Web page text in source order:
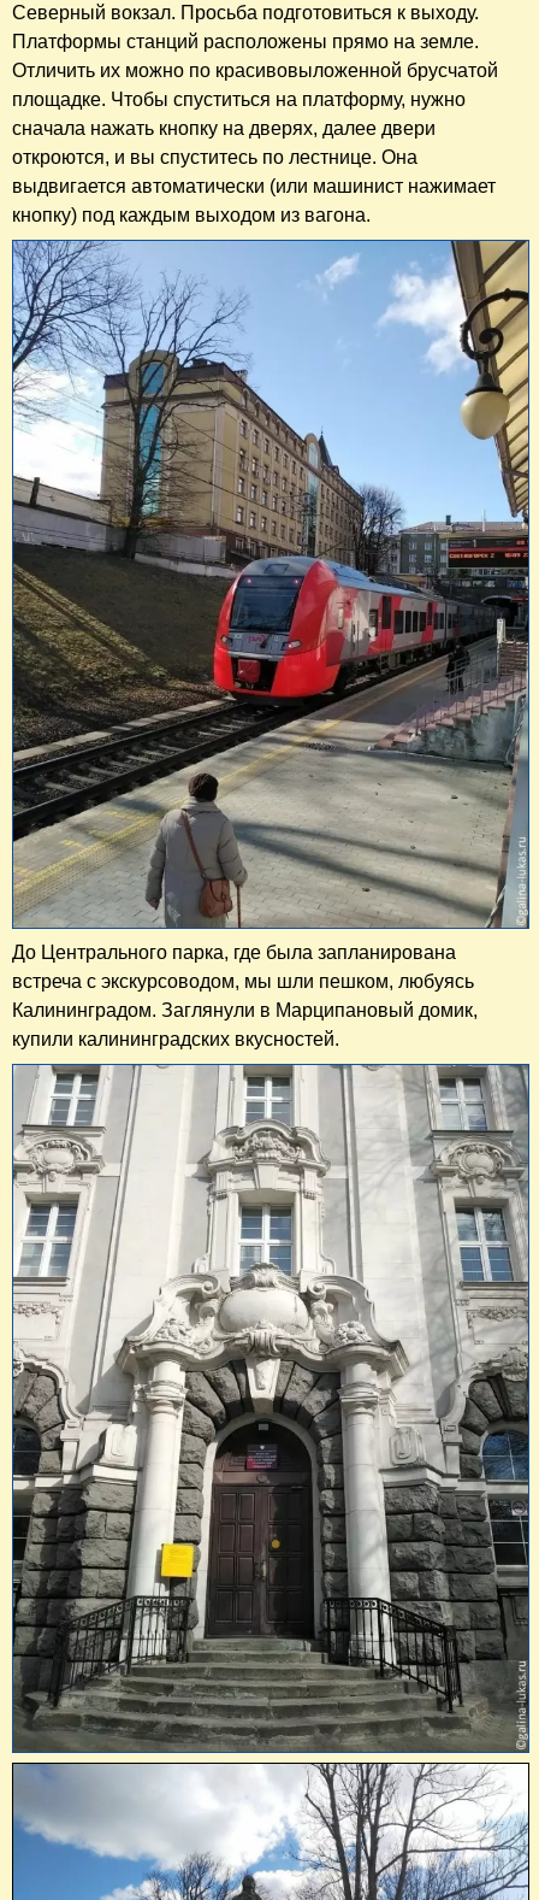
Северный вокзал. Просьба подготовиться к выходу.
Платформы станций расположены прямо на земле.
Отличить их можно по красивовыложенной брусчатой
площадке. Чтобы спуститься на платформу, нужно
сначала нажать кнопку на дверях, далее двери
откроются, и вы спуститесь по лестнице. Она
выдвигается автоматически (или машинист нажимает
кнопку) под каждым выходом из вагона.
До Центрального парка, где была запланирована
встреча с экскурсоводом, мы шли пешком, любуясь
Калининградом. Заглянули в Марципановый домик,
купили калининградских вкусностей.